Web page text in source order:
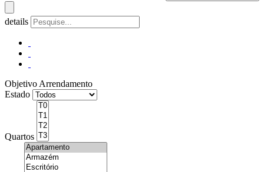
details
Objetivo Arrendamento
Estado
Quartos